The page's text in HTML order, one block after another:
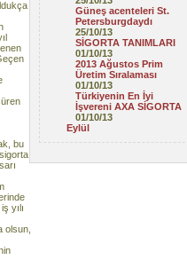
Güneş acenteleri St.
Petersburgdaydı
25/10/13
SİGORTA TANIMLARI
01/10/13
2013 Ağustos Prim
Üretim Sıralaması
01/10/13
Türkiyenin En İyi
İşvereni AXA SİGORTA
01/10/13
Eylül
bu
yılı
olsun,